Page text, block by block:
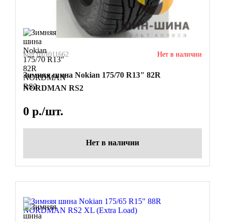
Код ШД011662 Нет в наличии
Зимняя шина Nokian 175/70 R13" 82R
NORDMAN RS2
0 р./шт.
Нет в наличии